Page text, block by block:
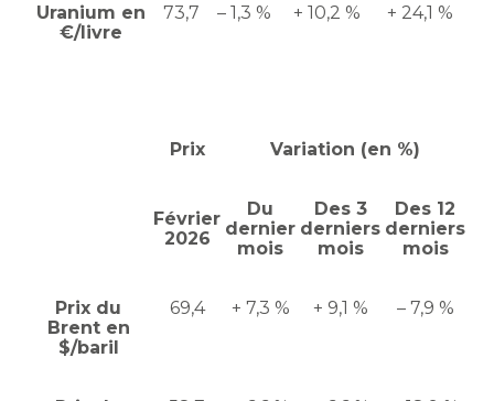
Uranium en
€/livre
73,7 – 1,3 % + 10,2 % + 24,1 %
Prix Variation (en %)
Février
2026
Du
dernier
mois
Des 3
derniers
mois
Des 12
derniers
mois
Prix du
Brent en
$/baril
69,4 + 7,3 % + 9,1 % – 7,9 %